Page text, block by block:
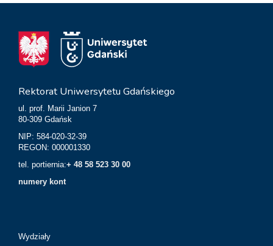
Rektorat Uniwersytetu Gdańskiego
ul. prof. Marii Janion 7
80-309 Gdańsk
NIP: 584-020-32-39
REGON: 000001330
tel. portiernia:+ 48 58 523 30 00
numery kont
Wydziały